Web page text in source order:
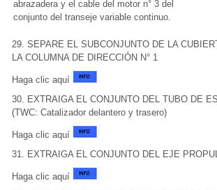
abrazadera y el cable del motor n° 3 del
conjunto del transeje variable continuo.
29. SEPARE EL SUBCONJUNTO DE LA
LA COLUMNA DE DIRECCIÓN N° 1
Haga clic aquí
30. EXTRAIGA EL CONJUNTO DEL TUBO DE
(TWC: Catalizador delantero y trasero)
Haga clic aquí
31. EXTRAIGA EL CONJUNTO DEL EJE
Haga clic aquí